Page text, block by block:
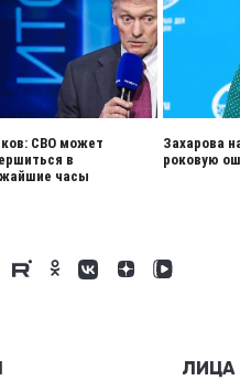
СВО может
в
часы
Захарова
роковую
ЛИЦА